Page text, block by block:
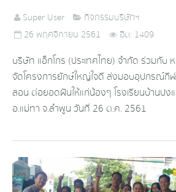
Super User
กิจกรรมบริษัทฯ
26 พฤศจิกายน 2561
ฮิต: 1409
บริษัท แอ็กโกร (ประเทศไทย) จำกัด ร่วมกับ
จัดโครงการยักษ์ใหญ่ใจดี ส่งมอบอุปกรณ์กีฬ
สอน ต่อยอดฝันให้แก่น้องๆ โรงเรียนบ้านปง
อ.แม่ทา จ.ลำพูน วันที่ 26 ต.ค. 2561